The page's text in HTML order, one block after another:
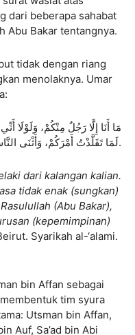
dari beberapa sahabat
Abu Bakar tentangnya.
tidak dengan riang
menolaknya. Umar
مَا أَنَا إِلَّا رَجُلٌ مِنْكُمْ، وَلَوْلَا
لَمَا تَقَلَّدْتُ أَمْرَكُمْ، وَأَثْنَى النَّاسُ عَلَيْهِ خَيْرًا.
dari kalangan kalian.
tidak enak (sungkan)
(Abu Bakar),
(kepemimpinan)
Syarikah al-‘alami.
bin Affan sebagai
tim syura
Utsman bin Affan,
Auf, Sa’ad bin Abi